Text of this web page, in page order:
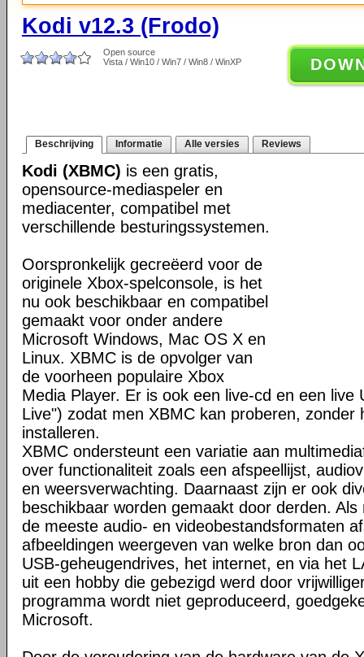
Kodi v12.3 (Frodo)
Open source
Vista / Win10 / Win7 / Win8 / WinXP
Beschrijving Informatie Alle versies Reviews
Kodi (XBMC) is een gratis,
opensource-mediaspeler en
mediacenter, compatibel met
verschillende besturingssystemen.
Oorspronkelijk gecreëerd voor de
originele Xbox-spelconsole, is het
nu ook beschikbaar en compatibel
gemaakt voor onder andere
Microsoft Windows, Mac OS X en
Linux. XBMC is de opvolger van
de voorheen populaire Xbox
Media Player. Er is ook een live-cd en een live
Live") zodat men XBMC kan proberen, zonder
installeren.
XBMC ondersteunt een variatie aan
over functionaliteit zoals een afspeellijst,
en weersverwachting. Daarnaast zijn er ook
beschikbaar worden gemaakt door derden.
de meeste audio- en videobestandsformaten
afbeeldingen weergeven van welke bron dan
USB-geheugendrives, het internet, en via het
uit een hobby die gebezigd werd door
programma wordt niet geproduceerd,
Microsoft.